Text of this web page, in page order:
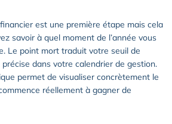
est une première étape mais cela
savoir à quel moment de l’année vous
Le point mort traduit votre seuil de
dans votre calendrier de gestion.
permet de visualiser concrètement le
réellement à gagner de